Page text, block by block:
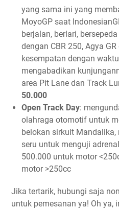
yang sama ini yang
MoyoGP saat
berjalan, berlari,
dengan CBR 250, Agya
kesempatan dengan
mengabadikan
area Pit Lane dan Track
50.000
Open Track Day:
olahraga otomotif untuk
belokan sirkuit
seru untuk menguji
500.000 untuk motor
motor >250cc
Jika tertarik, hubungi saja
untuk pemesanan ya! Oh ya,